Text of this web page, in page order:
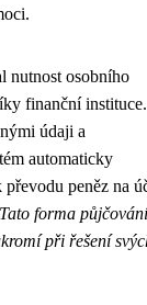
nutnost osobního
finanční instituce.
údaji a
automaticky
peněz na
Tato forma
při řešení